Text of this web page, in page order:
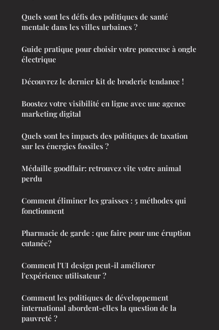
Quels sont les défis des politiques de santé
mentale dans les villes urbaines ?
Guide pratique pour choisir votre ponceuse à ongle
électrique
Découvrez le dernier kit de broderie tendance !
Boostez votre visibilité en ligne avec une agence
marketing digital
Quels sont les impacts des politiques de taxation
sur les énergies fossiles ?
Médaille goodflair: retrouvez vite votre animal
perdu
Comment éliminer les graisses : 5 méthodes qui
fonctionnent
Pharmacie de garde : que faire pour une éruption
cutanée?
Comment l'UI design peut-il améliorer
l'expérience utilisateur ?
Comment les politiques de développement
international abordent-elles la question de la
pauvreté ?